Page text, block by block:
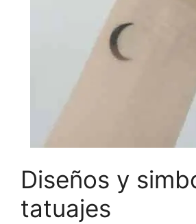
Diseños y
tatuajes